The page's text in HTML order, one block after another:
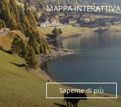
MAPPA INTERATTIVA
Saperne di più